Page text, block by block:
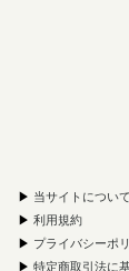
▶ 当サイトについて
▶ 利用規約
▶ プライバシーポ
▶ 特定商取引法に